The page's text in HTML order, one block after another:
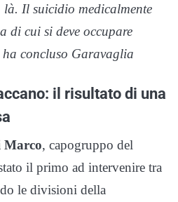
Il suicidio medicalmente
di cui si deve occupare
concluso Garavaglia
il risultato di una
Marco, capogruppo del
il primo ad intervenire tra
le divisioni della